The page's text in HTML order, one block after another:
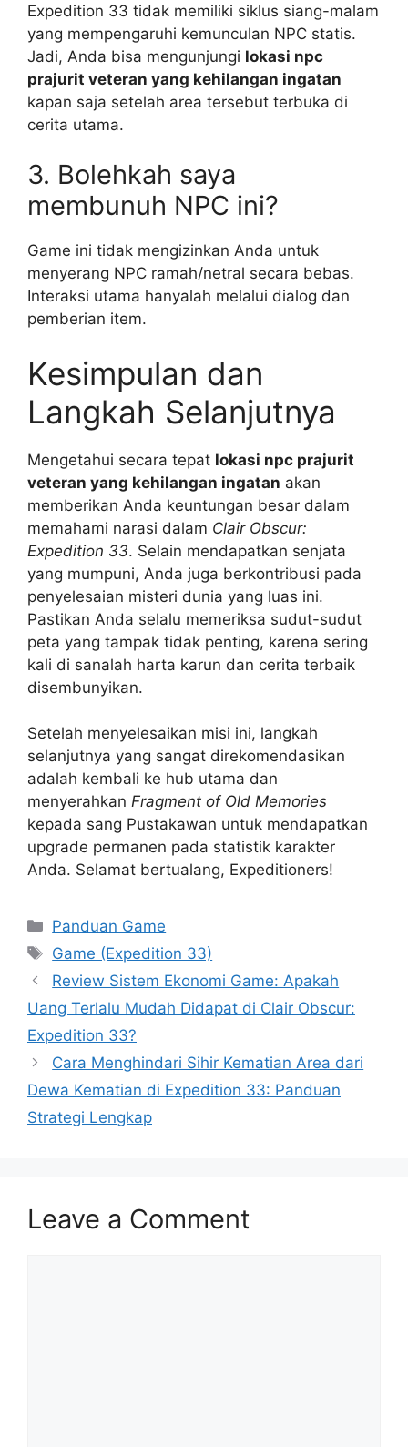
Expedition 33 tidak memiliki siklus siang-malam
yang mempengaruhi kemunculan NPC statis.
Jadi, Anda bisa mengunjungi lokasi npc
prajurit veteran yang kehilangan ingatan
kapan saja setelah area tersebut terbuka di
cerita utama.
3. Bolehkah saya
membunuh NPC ini?
Game ini tidak mengizinkan Anda untuk
menyerang NPC ramah/netral secara bebas.
Interaksi utama hanyalah melalui dialog dan
pemberian item.
Kesimpulan dan
Langkah Selanjutnya
Mengetahui secara tepat lokasi npc prajurit
veteran yang kehilangan ingatan akan
memberikan Anda keuntungan besar dalam
memahami narasi dalam Clair Obscur:
Expedition 33. Selain mendapatkan senjata
yang mumpuni, Anda juga berkontribusi pada
penyelesaian misteri dunia yang luas ini.
Pastikan Anda selalu memeriksa sudut-sudut
peta yang tampak tidak penting, karena sering
kali di sanalah harta karun dan cerita terbaik
disembunyikan.
Setelah menyelesaikan misi ini, langkah
selanjutnya yang sangat direkomendasikan
adalah kembali ke hub utama dan
menyerahkan Fragment of Old Memories
kepada sang Pustakawan untuk mendapatkan
upgrade permanen pada statistik karakter
Anda. Selamat bertualang, Expeditioners!
Categories
Panduan Game
Tags
Game (Expedition 33)
Review Sistem Ekonomi Game: Apakah
Uang Terlalu Mudah Didapat di Clair Obscur:
Expedition 33?
Cara Menghindari Sihir Kematian Area dari
Dewa Kematian di Expedition 33: Panduan
Strategi Lengkap
Leave a Comment